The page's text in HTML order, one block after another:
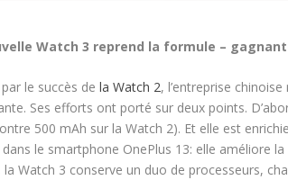
Watch 3 reprend la formule –
le succès dela Watch 2, l’entreprise
Ses efforts ont porté sur deux points.
500 mAh sur la Watch 2). Et elle est
dans le smartphone OnePlus 13: elle améliore
la Watch 3 conserve un duo de processeurs,